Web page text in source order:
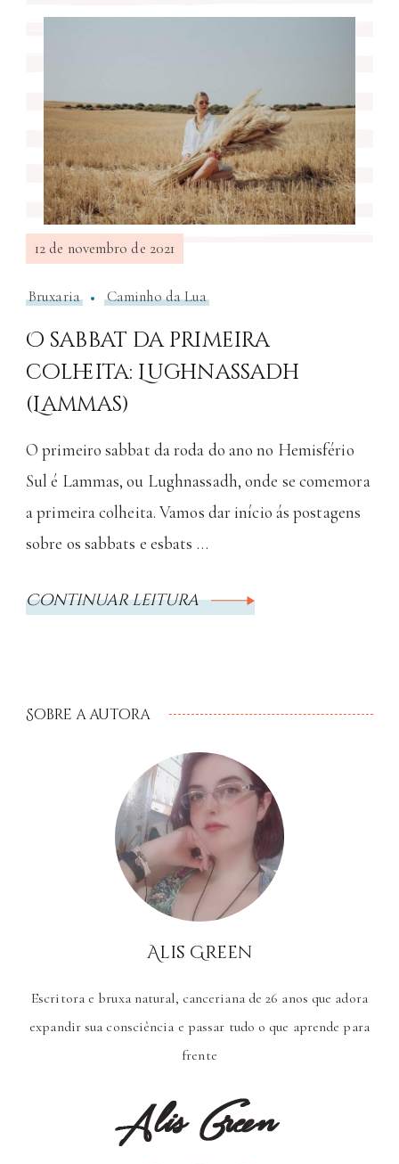
12 de novembro de 2021
Bruxaria Caminho da Lua
O sabbat da primeira
colheita: Lughnassadh
(Lammas)
O primeiro sabbat da roda do ano no Hemisfério
Sul é Lammas, ou Lughnassadh, onde se comemora
a primeira colheita. Vamos dar início ás postagens
sobre os sabbats e esbats …
Continuar leitura
Sobre a autora
Alis Green
Escritora e bruxa natural, canceriana de 26 anos que adora
expandir sua consciência e passar tudo o que aprende para
frente